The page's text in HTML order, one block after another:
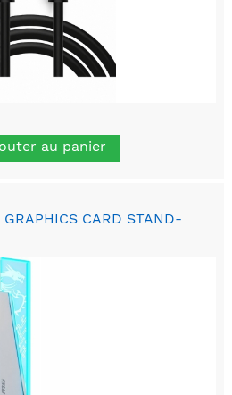
au panier
CARD STAND-